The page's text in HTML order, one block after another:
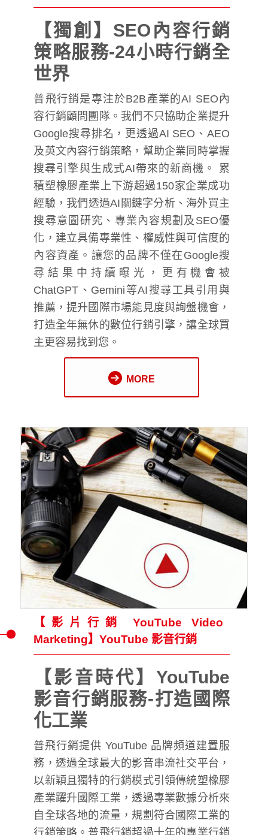
【獨創】SEO內容行銷
策略服務-24小時行銷全
世界
普飛行銷是專注於B2B產業的AI SEO內
容行銷顧問團隊。我們不只協助企業提升
Google搜尋排名，更透過AI SEO、AEO
及英文內容行銷策略，幫助企業同時掌握
搜尋引擎與生成式AI帶來的新商機。 累
積塑橡膠產業上下游超過150家企業成功
經驗，我們透過AI關鍵字分析、海外買主
搜尋意圖研究、專業內容規劃及SEO優
化，建立具備專業性、權威性與可信度的
內容資產。讓您的品牌不僅在Google搜
尋結果中持續曝光，更有機會被
ChatGPT、Gemini等AI搜尋工具引用與
推薦，提升國際市場能見度與詢盤機會，
打造全年無休的數位行銷引擎，讓全球買
主更容易找到您。
MORE
【影片行銷 YouTube Video
Marketing】YouTube 影音行銷
【影音時代】YouTube
影音行銷服務-打造國際
化工業
普飛行銷提供 YouTube 品牌頻道建置服
務，透過全球最大的影音串流社交平台，
以新穎且獨特的行銷模式引領傳統塑橡膠
產業躍升國際工業，透過專業數據分析來
自全球各地的流量，規劃符合國際工業的